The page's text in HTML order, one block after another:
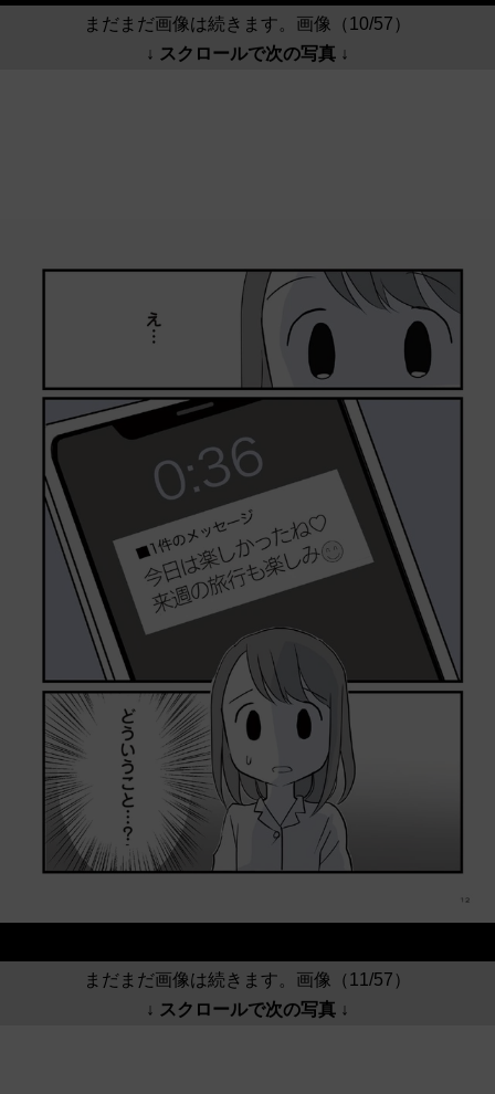
まだまだ画像は続きます。画像（10/57）
↓ スクロールで次の写真 ↓
まだまだ画像は続きます。画像（11/57）
↓ スクロールで次の写真 ↓